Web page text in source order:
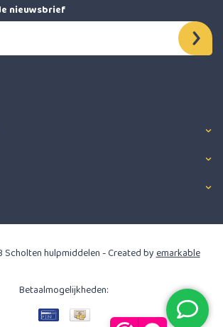
nieuwsbrief
hulpmiddelen - Created byemarkable
Betaalmogelijkheden: